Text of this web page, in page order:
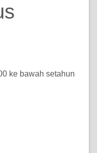
ke bawah setahun